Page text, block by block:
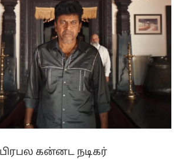
கன்னட நடிகர்